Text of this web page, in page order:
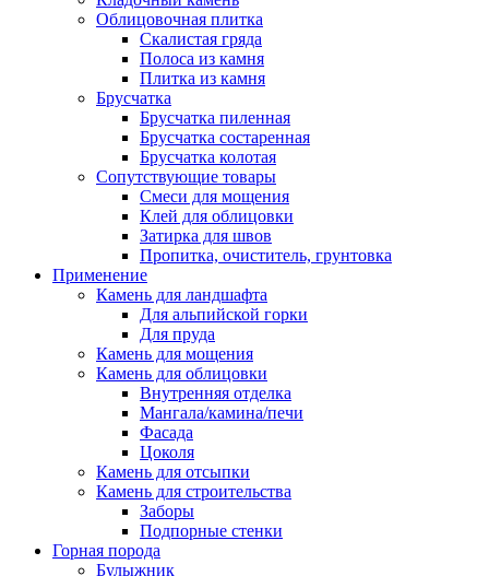
Облицовочная плитка
Скалистая гряда
Полоса из камня
Плитка из камня
Брусчатка
Брусчатка пиленная
Брусчатка состаренная
Брусчатка колотая
Сопутствующие товары
Смеси для мощения
Клей для облицовки
Затирка для швов
Пропитка, очиститель, грунтовка
Применение
Камень для ландшафта
Для альпийской горки
Для пруда
Камень для мощения
Камень для облицовки
Внутренняя отделка
Мангала/камина/печи
Фасада
Цоколя
Камень для отсыпки
Камень для строительства
Заборы
Подпорные стенки
Горная порода
Булыжник